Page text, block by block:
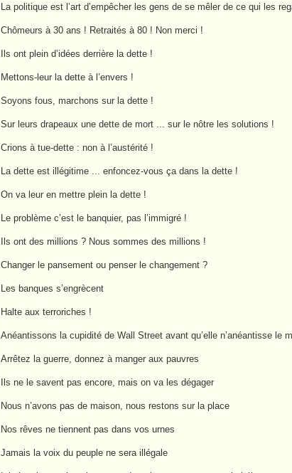
La politique est l’art d’empêcher les gens de se mêler de ce qui les
Chômeurs à 30 ans ! Retraités à 80 ! Non merci !
Ils ont plein d’idées derrière la dette !
Mettons-leur la dette à l’envers !
Soyons fous, marchons sur la dette !
Sur leurs drapeaux une dette de mort ... sur le nôtre les solutions !
Crions à tue-dette : non à l’austérité !
La dette est illégitime ... enfoncez-vous ça dans la dette !
On va leur en mettre plein la dette !
Le problème c’est le banquier, pas l’immigré !
Ils ont des millions ? Nous sommes des millions !
Changer le pansement ou penser le changement ?
Les banques s’engrècent
Halte aux terroriches !
Anéantissons la cupidité de Wall Street avant qu’elle n’anéantisse le
Arrêtez la guerre, donnez à manger aux pauvres
Ils ne le savent pas encore, mais on va les dégager
Nous n’avons pas de maison, nous restons sur la place
Nos rêves ne tiennent pas dans vos urnes
Jamais la voix du peuple ne sera illégale